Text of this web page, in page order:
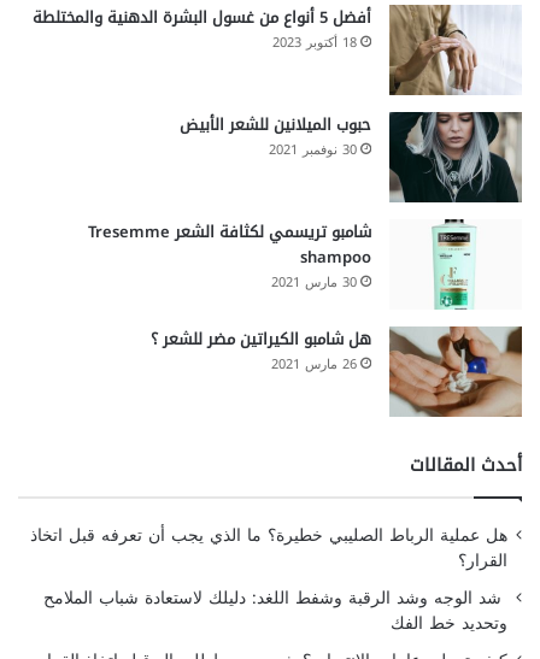
أفضل 5 أنواع من غسول البشرة الدهنية والمختلطة
18 أكتوبر 2023
حبوب الميلانين للشعر الأبيض
30 نوفمبر 2021
شامبو تريسمي لكثافة الشعر Tresemme
shampoo
30 مارس 2021
هل شامبو الكيراتين مضر للشعر ؟
26 مارس 2021
أحدث المقالات
هل عملية الرباط الصليبي خطيرة؟ ما الذي يجب أن تعرفه قبل اتخاذ
القرار؟
شد الوجه وشد الرقبة وشفط اللغد: دليلك لاستعادة شباب الملامح
وتحديد خط الفك